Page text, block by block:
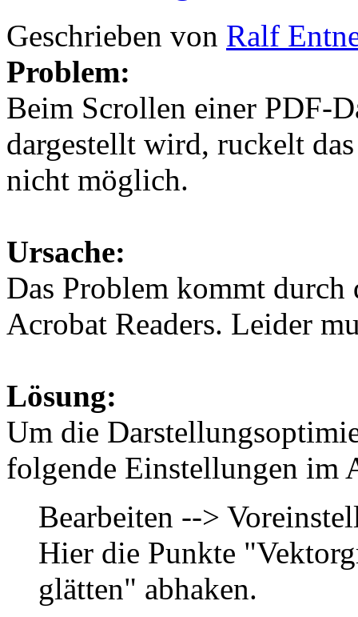
Geschrieben von Ralf
Problem:
Beim Scrollen einer PDF-
dargestellt wird, ruckelt
nicht möglich.
Ursache:
Das Problem kommt
Acrobat Readers. Leider
Lösung:
Um die
folgende Einstellungen im
Bearbeiten -->
Hier die Punkte
glätten" abhaken.